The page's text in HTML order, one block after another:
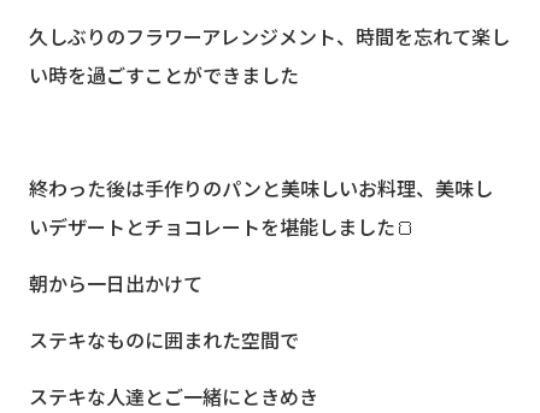
久しぶりのフラワーアレンジメント、時間を忘れて楽し
い時を過ごすことができました
終わった後は手作りのパンと美味しいお料理、美味し
いデザートとチョコレートを堪能しました🍞
朝から一日出かけて
ステキなものに囲まれた空間で
ステキな人達とご一緒にときめき